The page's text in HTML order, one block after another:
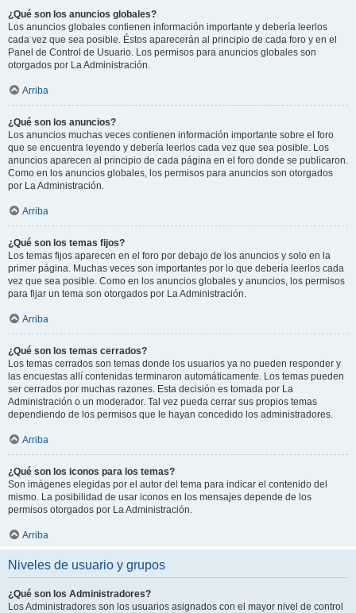
¿Qué son los anuncios globales?
Los anuncios globales contienen información importante y debería leerlos
cada vez que sea posible. Éstos aparecerán al principio de cada foro y en el
Panel de Control de Usuario. Los permisos para anuncios globales son
otorgados por La Administración.
Arriba
¿Qué son los anuncios?
Los anuncios muchas veces contienen información importante sobre el foro
que se encuentra leyendo y debería leerlos cada vez que sea posible. Los
anuncios aparecen al principio de cada página en el foro donde se publicaron.
Como en los anuncios globales, los permisos para anuncios son otorgados
por La Administración.
Arriba
¿Qué son los temas fijos?
Los temas fijos aparecen en el foro por debajo de los anuncios y solo en la
primer página. Muchas veces son importantes por lo que debería leerlos cada
vez que sea posible. Como en los anuncios globales y anuncios, los permisos
para fijar un tema son otorgados por La Administración.
Arriba
¿Qué son los temas cerrados?
Los temas cerrados son temas donde los usuarios ya no pueden responder y
las encuestas allí contenidas terminaron automáticamente. Los temas pueden
ser cerrados por muchas razones. Esta decisión es tomada por La
Administración o un moderador. Tal vez pueda cerrar sus propios temas
dependiendo de los permisos que le hayan concedido los administradores.
Arriba
¿Qué son los iconos para los temas?
Son imágenes elegidas por el autor del tema para indicar el contenido del
mismo. La posibilidad de usar iconos en los mensajes depende de los
permisos otorgados por La Administración.
Arriba
Niveles de usuario y grupos
¿Qué son los Administradores?
Los Administradores son los usuarios asignados con el mayor nivel de control